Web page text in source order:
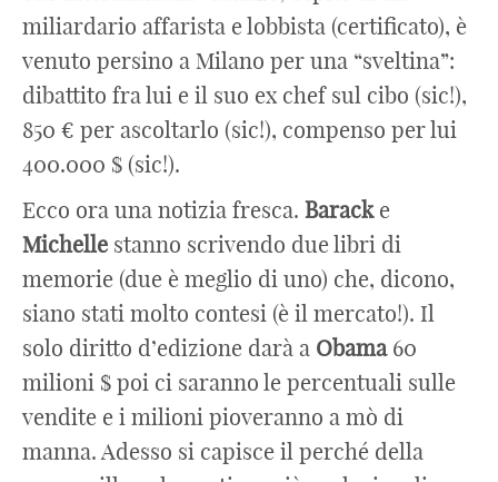
miliardario affarista e lobbista (certificato), è
venuto persino a Milano per una “sveltina”:
dibattito fra lui e il suo ex chef sul cibo (sic!),
850 € per ascoltarlo (sic!), compenso per lui
400.000 $ (sic!).
Ecco ora una notizia fresca. Baracke
Michelle stanno scrivendo due libri di
memorie (due è meglio di uno) che, dicono,
siano stati molto contesi (è il mercato!). Il
solo diritto d’edizione darà a Obama60
milioni $ poi ci saranno le percentuali sulle
vendite e i milioni pioveranno a mò di
manna. Adesso si capisce il perché della